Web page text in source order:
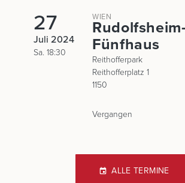
27
Juli 2024
Sa. 18:30
WIEN
Rudolfsheim-
Fünfhaus
Reithofferpark
Reithofferplatz 1
1150
Vergangen
ALLE TERMINE